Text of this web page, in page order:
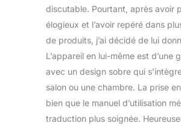
chaleur
détruit
huiles
facilité
assure
discutable. Pourtant, après avoir
élogieux et l’avoir repéré dans
de produits, j’ai décidé de lui
L’appareil en lui-même est d’une
avec un design sobre qui
salon ou une chambre. La prise
bien que le manuel d’utilisation
traduction plus soignée.